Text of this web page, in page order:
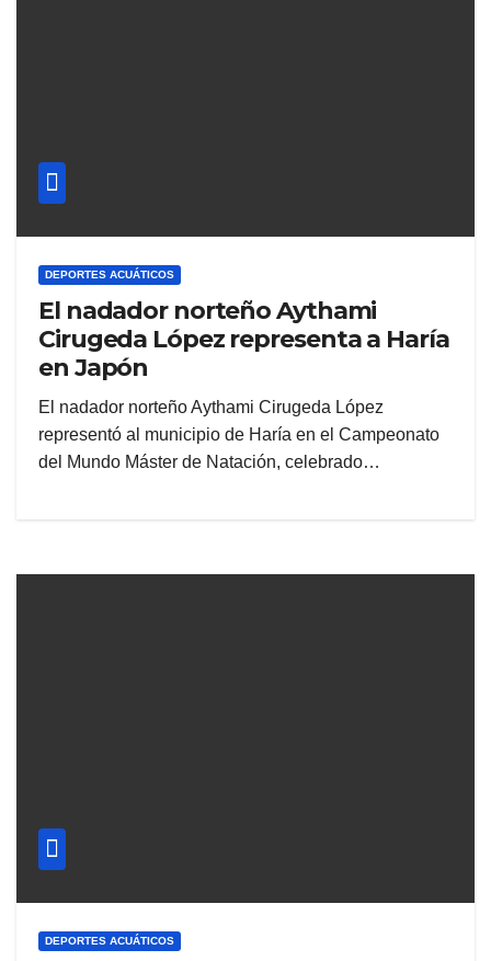
DEPORTES ACUÁTICOS
El nadador norteño Aythami
Cirugeda López representa a Haría
en Japón
El nadador norteño Aythami Cirugeda López
representó al municipio de Haría en el Campeonato
del Mundo Máster de Natación, celebrado…
DEPORTES ACUÁTICOS